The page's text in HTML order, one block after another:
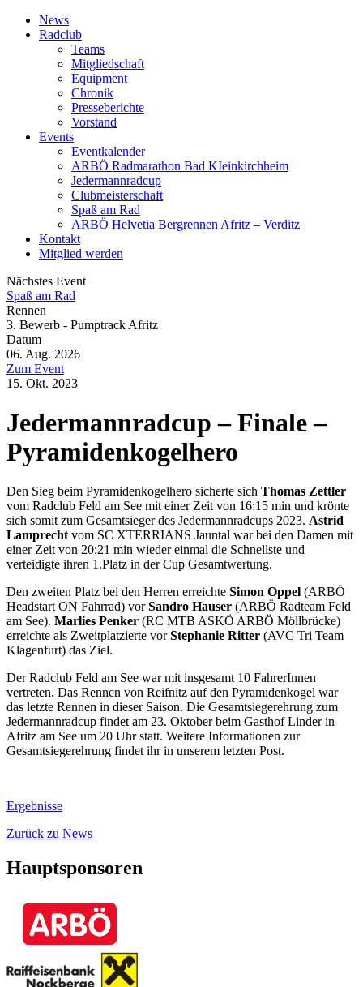
News
Radclub
Teams
Mitgliedschaft
Equipment
Chronik
Presseberichte
Vorstand
Events
Eventkalender
ARBÖ Radmarathon Bad KIeinkirchheim
Jedermannradcup
Clubmeisterschaft
Spaß am Rad
ARBÖ Helvetia Bergrennen Afritz – Verditz
Kontakt
Mitglied werden
Nächstes Event
Spaß am Rad
Rennen
3. Bewerb - Pumptrack Afritz
Datum
06. Aug. 2026
Zum Event
15. Okt. 2023
Jedermannradcup – Finale –
Pyramidenkogelhero
Den Sieg beim Pyramidenkogelhero sicherte sich Thomas Zettler
vom Radclub Feld am See mit einer Zeit von 16:15 min und krönte
sich somit zum Gesamtsieger des Jedermannradcups 2023. Astrid
Lamprecht vom SC XTERRIANS Jauntal war bei den Damen mit
einer Zeit von 20:21 min wieder einmal die Schnellste und
verteidigte ihren 1.Platz in der Cup Gesamtwertung.
Den zweiten Platz bei den Herren erreichte Simon Oppel (ARBÖ
Headstart ON Fahrrad) vorSandro Hauser (ARBÖ Radteam Feld
am See). Marlies Penker (RC MTB ASKÖ ARBÖ Möllbrücke)
erreichte als Zweitplatzierte vorStephanie Ritter (AVC Tri Team
Klagenfurt) das Ziel.
Der Radclub Feld am See war mit insgesamt 10 FahrerInnen
vertreten. Das Rennen von Reifnitz auf den Pyramidenkogel war
das letzte Rennen in dieser Saison. Die Gesamtsiegerehrung zum
Jedermannradcup findet am 23. Oktober beim Gasthof Linder in
Afritz am See um 20 Uhr statt. Weitere Informationen zur
Gesamtsiegerehrung findet ihr in unserem letzten Post.
Ergebnisse
Zurück zu News
Hauptsponsoren